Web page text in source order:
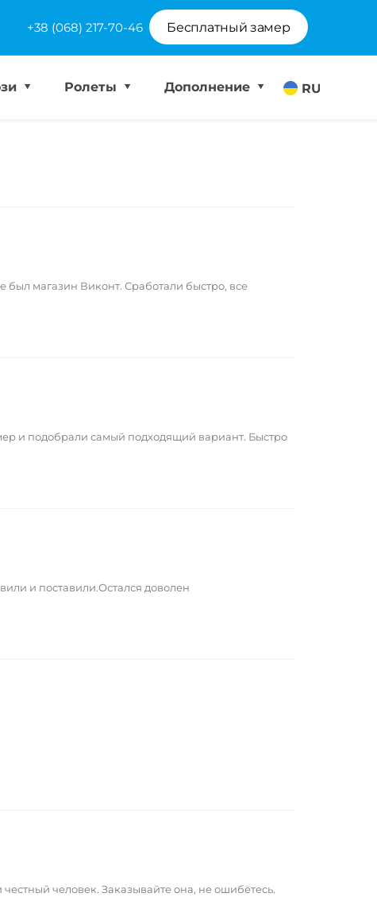
+38 (068) 217-70-46 Бесплатный замер
RU
Ролеты Дополнение
магазин Виконт. Сработали быстро, все
и подобрали самый подходящий вариант. Быстро
и поставили.Остался доволен
человек. Заказывайте она, не ошибётесь.